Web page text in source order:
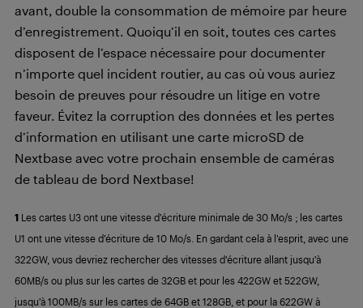
avant, double la consommation de mémoire par heure
d’enregistrement. Quoiqu’il en soit, toutes ces cartes
disposent de l’espace nécessaire pour documenter
n’importe quel incident routier, au cas où vous auriez
besoin de preuves pour résoudre un litige en votre
faveur. Évitez la corruption des données et les pertes
d’information en utilisant une carte microSD de
Nextbase avec votre prochain ensemble de caméras
de tableau de bord Nextbase!
1 Les cartes U3 ont une vitesse d’écriture minimale de 30 Mo/s ; les cartes
U1 ont une vitesse d’écriture de 10 Mo/s. En gardant cela à l’esprit, avec une
322GW, vous devriez rechercher des vitesses d’écriture allant jusqu’à
60MB/s ou plus sur les cartes de 32GB et pour les 422GW et 522GW,
jusqu’à 100MB/s sur les cartes de 64GB et 128GB, et pour la 622GW à